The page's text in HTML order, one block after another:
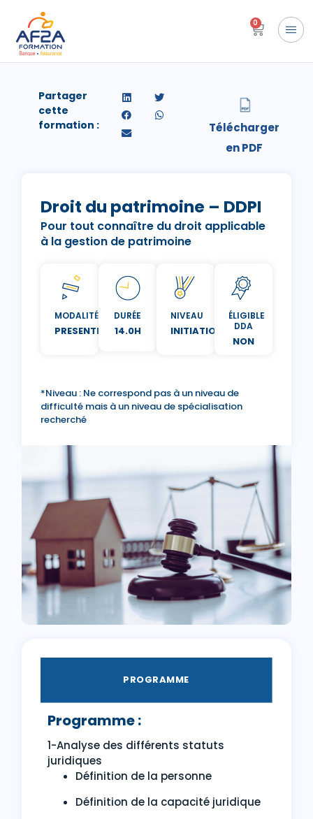
0
Partager
cette
formation :
Droit du patrimoine – DDPI
Pour tout connaître du droit applicable
à la gestion de patrimoine
MODALITÉ
PRESENTIEL
DURÉE
14.0H
NIVEAU
INITIATION
ÉLIGIBLE
DDA
NON
*Niveau : Ne correspond pas à un niveau de
difficulté mais à un niveau de spécialisation
recherché
PROGRAMME
Programme :
1-Analyse des différents statuts
juridiques
Définition de la personne
Définition de la capacité juridique